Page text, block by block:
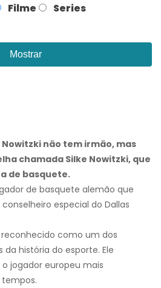
Filme Series
Mostrar
Nowitzki não tem irmão, mas
chamada Silke Nowitzki, que
de basquete.
de basquete alemão que
especial do Dallas
como um dos
história do esporte. Ele
jogador europeu mais